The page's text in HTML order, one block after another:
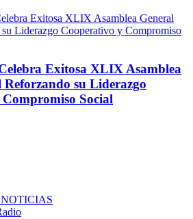
Exitosa XLIX Asamblea
Reforzando su Liderazgo
Social